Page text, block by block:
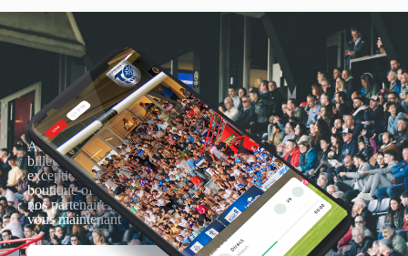
Actualités, nouveautés,
billetterie, remises
exceptionnelles dans la
boutique officielles & chez
nos partenaires… Inscrivez-
vous maintenant